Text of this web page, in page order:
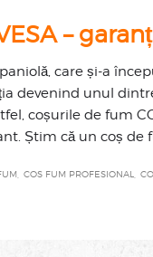
–
care și-a
devenind unul
coșurile de fum
Știm că un coș de
COS FUM PROFESIONAL